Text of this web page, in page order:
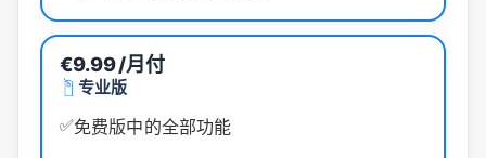
€9.99/月付
专业版
✅免费版中的全部功能